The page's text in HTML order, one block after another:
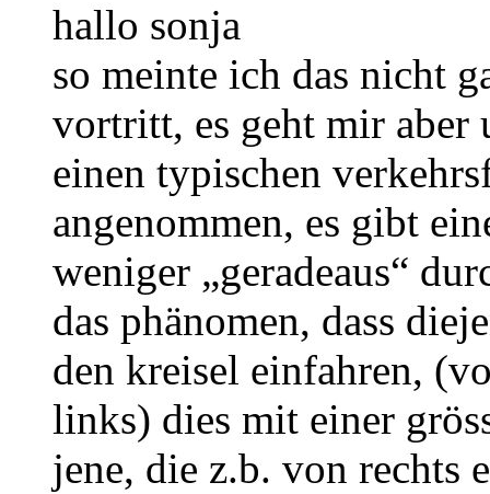
hallo sonja
so meinte ich das nicht
vortritt, es geht mir aber
einen typischen
angenommen, es gibt
weniger „geradeaus“
das phänomen, dass
den kreisel einfahren,
links) dies mit einer
jene, die z.b. von rechts